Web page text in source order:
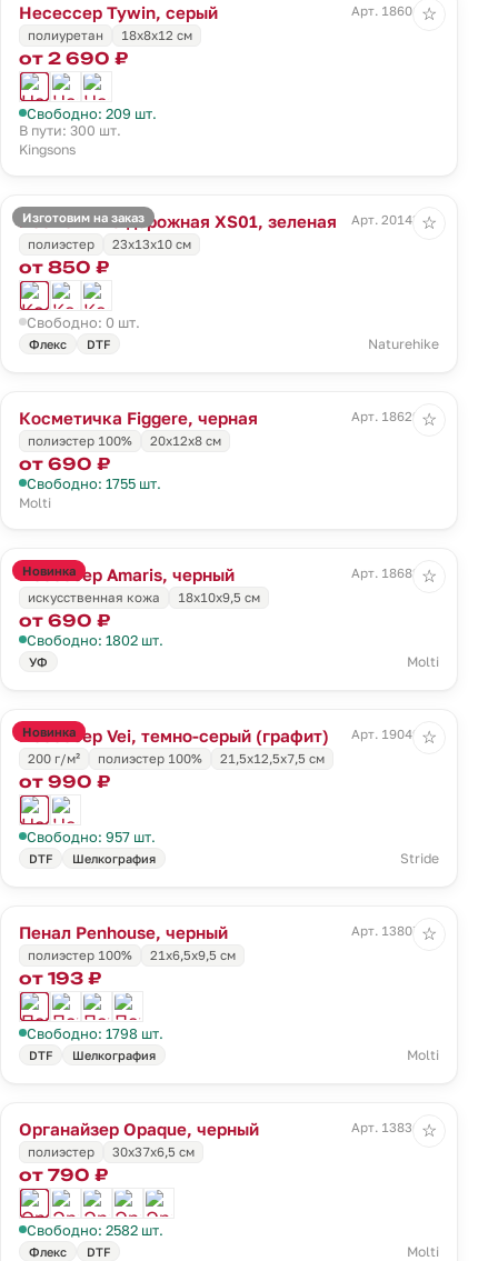
Несессер Tywin, серый
Арт. 18601.10
полиуретан
18x8x12 см
от 2 690 ₽
Свободно: 209 шт.
В пути: 300 шт.
Kingsons
☆
Изготовим на заказ
Косметичка дорожная XS01, зеленая
Арт. 20143.90
полиэстер
23х13х10 см
от 850 ₽
Свободно: 0 шт.
Флекс DTF Naturehike
☆
Косметичка Figgere, черная
Арт. 18629.30
полиэстер 100%
20x12x8 см
от 690 ₽
Свободно: 1755 шт.
Molti
☆
Новинка
Несессер Amaris, черный
Арт. 18682.30
искусственная кожа
18x10x9,5 см
от 690 ₽
Свободно: 1802 шт.
УФ Molti
☆
Новинка
Несессер Vei, темно-серый (графит)
Арт. 19049.31
200 г/м²
полиэстер 100% 21,5x12,5x7,5 см
от 990 ₽
Свободно: 957 шт.
DTF Шелкография Stride
☆
Пенал Penhouse, черный
Арт. 13807.30
полиэстер 100%
21х6,5х9,5 см
от 193 ₽
Свободно: 1798 шт.
DTF Шелкография Molti
☆
Органайзер Opaque, черный
Арт. 13836.30
полиэстер
30x37x6,5 см
от 790 ₽
Свободно: 2582 шт.
Флекс DTF Molti
☆